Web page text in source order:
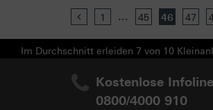
Previous
1 ... 45 46 47
Im Durchschnitt erleiden 7 von 10
Kostenlose
0800/4000 910